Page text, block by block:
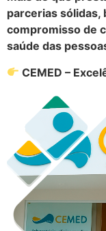
parcerias sólidas,
compromisso de
saúde das
CEMED –